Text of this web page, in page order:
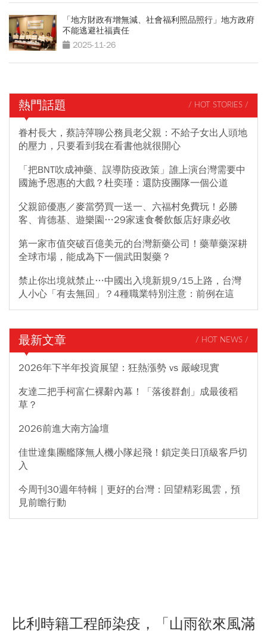
「地方財政有增無減、社會福利照品照行」地方政府
不能逃避社福責任
2025-11-26
熱門話題 / HOT STORIES /
眷村長大，蔡詩萍聊公務員老父親：不給子女出人頭地
的壓力，只要看到我在看書他就很開心
「把BNT吹成神藥、誤導防疫政策」誰上演台灣需要中
國施予恩惠的大戲？杜奕瑾：還防疫團隊一個公道
父親節優惠／麥當勞買一送一、六福村免費玩！必勝
客、肯德基、遊樂園…29家速食餐飲飯店好康必收
第一家市值突破百億美元的台灣新藥公司！藥華藥深耕
全球市場，能成為下一個武田製藥？
禁止你出境就禁止…中國出入境新規9/15上路，台灣
人小心「有去無回」？4種職業特別注意：前例在這
最新文章 / HOT NEWS /
2026年下半年投資展望：狂熱漲勢 vs 嚴峻現實
友達二把手柯富仁裸辭內幕！「落後群創」成最後稻
草？
2026前進大南方論壇
佳世達集團艦隊無人機小隊起飛！鎖定美日頂級客戶切
入
今周刊30週年特輯｜更好的台灣：回望精彩風雲，預
見前瞻行動
比利時籍工程師染疫，「山雨欲來風滿